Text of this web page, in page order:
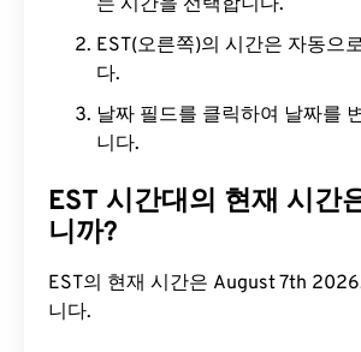
는 시간을 선택합니다.
EST(오른쪽)의 시간은 자동으
다.
날짜 필드를 클릭하여 날짜를
니다.
EST 시간대의 현재 시간
니까?
EST의 현재 시간은 August 7th
니다.